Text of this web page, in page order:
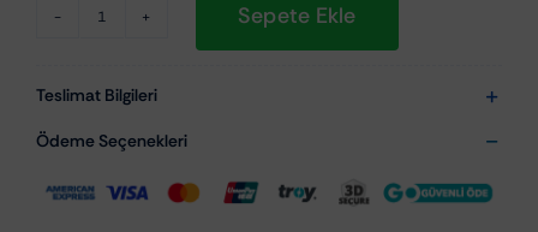
Scholl
S40
Anti-
Swirl
Compound
Sepete Ekle
Teslimat Bilgileri
Ödeme Seçenekleri